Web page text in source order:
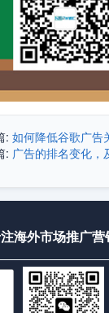
: 如何降低谷歌广告
: 广告的排名变化，
海外市场推广营